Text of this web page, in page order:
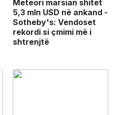
Meteori marsian shitet
5,3 mln USD në ankand -
Sotheby's: Vendoset
rekordi si çmimi më i
shtrenjtë